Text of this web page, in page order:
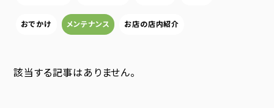
おでかけ メンテナンス お店の店内紹介
該当する記事はありません。